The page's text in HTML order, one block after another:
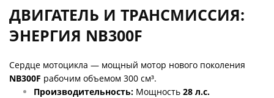
ДВИГАТЕЛЬ И ТРАНСМИССИЯ:
ЭНЕРГИЯ NB300F
Сердце мотоцикла — мощный мотор нового поколения
NB300F рабочим объемом 300 см³.
Производительность: Мощность 28 л.с.